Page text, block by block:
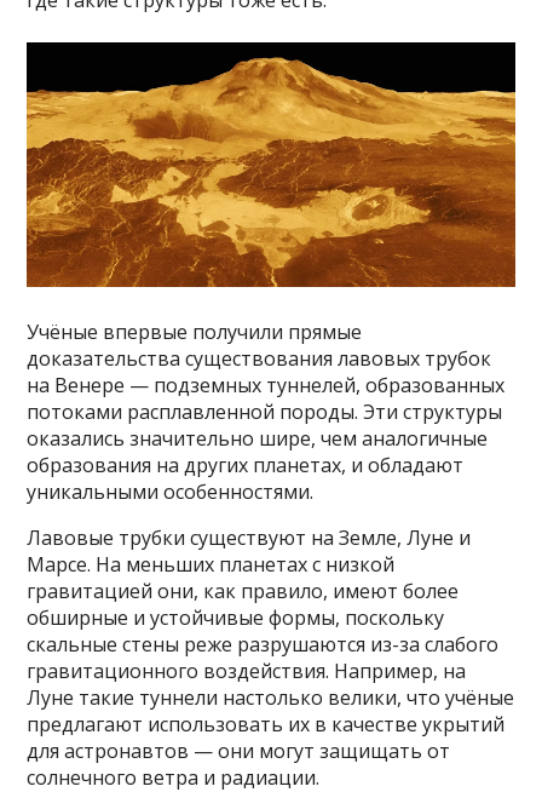
Учёные впервые получили прямые
доказательства существования лавовых трубок
на Венере — подземных туннелей, образованных
потоками расплавленной породы. Эти структуры
оказались значительно шире, чем аналогичные
образования на других планетах, и обладают
уникальными особенностями.
Лавовые трубки существуют на Земле, Луне и
Марсе. На меньших планетах с низкой
гравитацией они, как правило, имеют более
обширные и устойчивые формы, поскольку
скальные стены реже разрушаются из-за слабого
гравитационного воздействия. Например, на
Луне такие туннели настолько велики, что учёные
предлагают использовать их в качестве укрытий
для астронавтов — они могут защищать от
солнечного ветра и радиации.